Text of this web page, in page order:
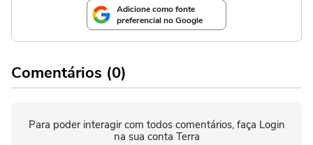
Adicione como fonte
preferencial no Google
Comentários (0)
Para poder interagir com todos comentários, faça Login
na sua conta Terra